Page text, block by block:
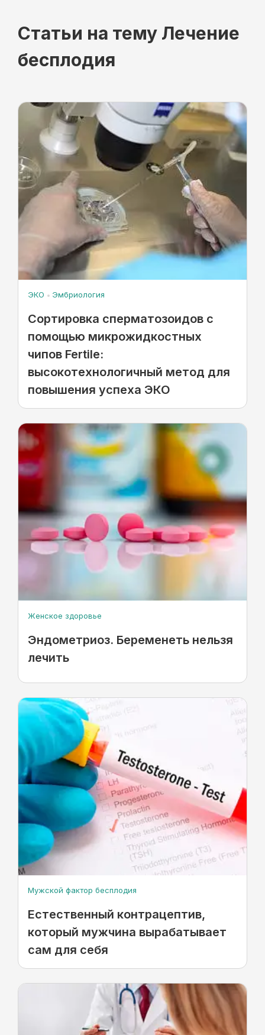
Статьи на тему Лечение
бесплодия
ЭКО Эмбриология
Сортировка сперматозоидов с
помощью микрожидкостных
чипов Fertile:
высокотехнологичный метод для
повышения успеха ЭКО
Женское здоровье
Эндометриоз. Беременеть нельзя
лечить
Мужской фактор бесплодия
Естественный контрацептив,
который мужчина вырабатывает
сам для себя